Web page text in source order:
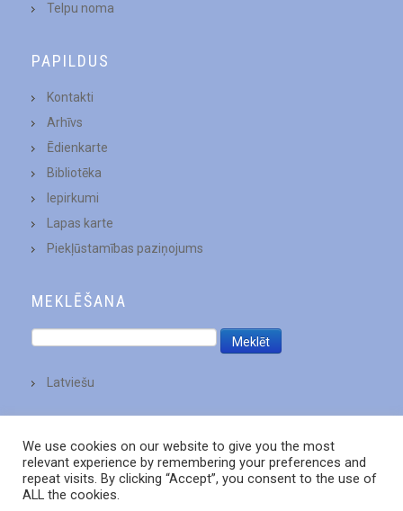
Telpu noma
PAPILDUS
Kontakti
Arhīvs
Ēdienkarte
Bibliotēka
Iepirkumi
Lapas karte
Piekļūstamības paziņojums
MEKLĒŠANA
Latviešu
We use cookies on our website to give you the most
relevant experience by remembering your preferences and
repeat visits. By clicking “Accept”, you consent to the use of
ALL the cookies.